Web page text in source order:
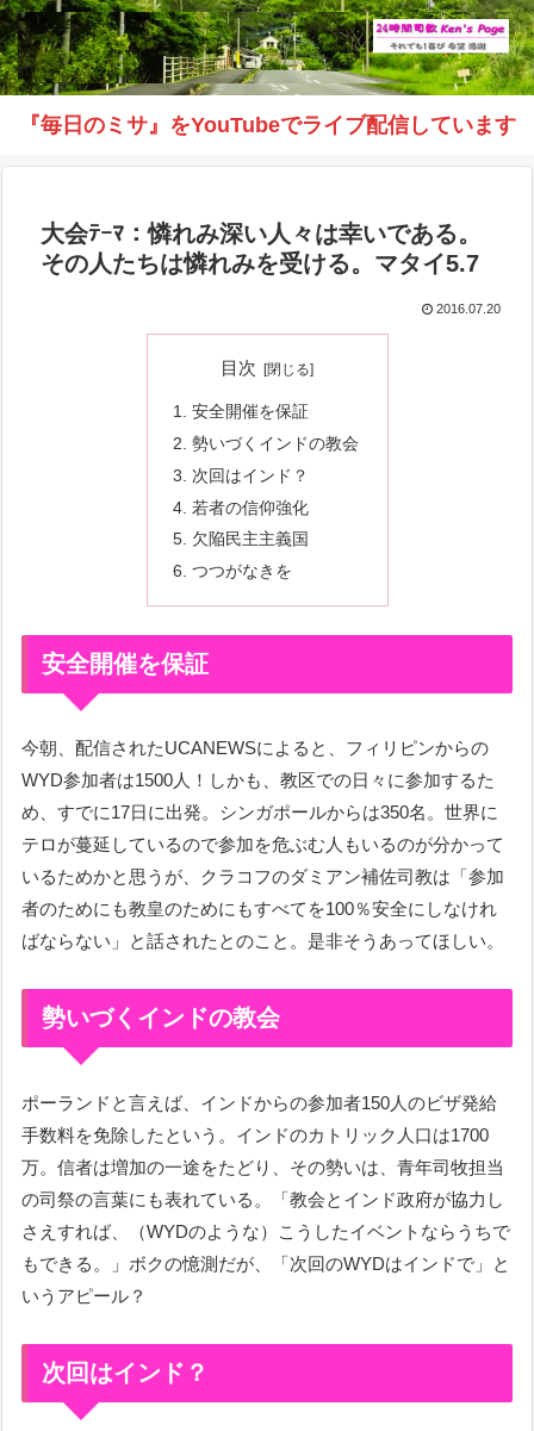
『毎日のミサ』をYouTubeでライブ配信しています
大会ﾃｰﾏ：憐れみ深い人々は幸いである。
その人たちは憐れみを受ける。マタイ5.7
2016.07.20
目次
安全開催を保証
勢いづくインドの教会
次回はインド？
若者の信仰強化
欠陥民主主義国
つつがなきを
安全開催を保証
今朝、配信されたUCANEWSによると、フィリピンからの
WYD参加者は1500人！しかも、教区での日々に参加するた
め、すでに17日に出発。シンガポールからは350名。世界に
テロが蔓延しているので参加を危ぶむ人もいるのが分かって
いるためかと思うが、クラコフのダミアン補佐司教は「参加
者のためにも教皇のためにもすべてを100％安全にしなけれ
ばならない」と話されたとのこと。是非そうあってほしい。
勢いづくインドの教会
ポーランドと言えば、インドからの参加者150人のビザ発給
手数料を免除したという。インドのカトリック人口は1700
万。信者は増加の一途をたどり、その勢いは、青年司牧担当
の司祭の言葉にも表れている。「教会とインド政府が協力し
さえすれば、（WYDのような）こうしたイベントならうちで
もできる。」ボクの憶測だが、「次回のWYDはインドで」と
いうアピール？
次回はインド？